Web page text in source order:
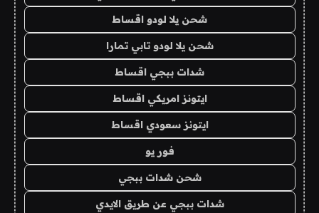
شحن يلا لودو اقساط
شحن يلا لودو تابي تمارا
شدات ببجي اقساط
ايتونز امريكي اقساط
ايتونز سعودي اقساط
فور يو
شحن شدات ببجي
شدات ببجي عن طريق الايدي